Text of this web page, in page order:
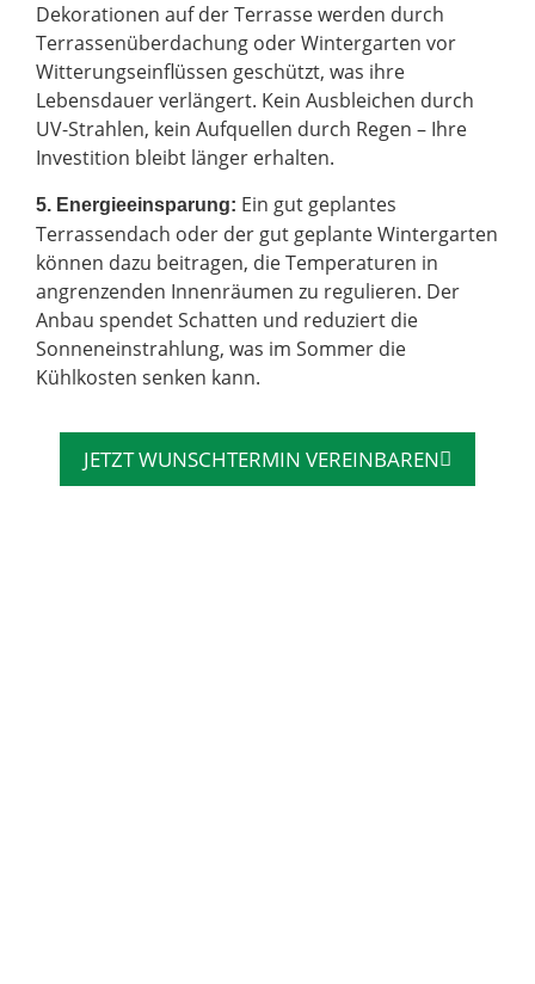
Dekorationen auf der Terrasse werden durch
Terrassenüberdachung oder Wintergarten vor
Witterungseinflüssen geschützt, was ihre
Lebensdauer verlängert. Kein Ausbleichen durch
UV-Strahlen, kein Aufquellen durch Regen – Ihre
Investition bleibt länger erhalten.
5. Energieeinsparung: Ein gut geplantes
Terrassendach oder der gut geplante Wintergarten
können dazu beitragen, die Temperaturen in
angrenzenden Innenräumen zu regulieren. Der
Anbau spendet Schatten und reduziert die
Sonneneinstrahlung, was im Sommer die
Kühlkosten senken kann.
JETZT WUNSCHTERMIN VEREINBAREN